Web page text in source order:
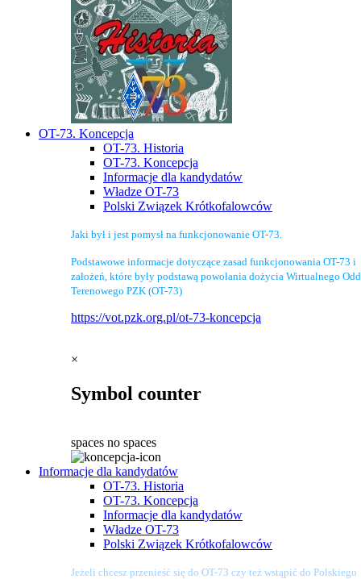
OT-73. Koncepcja
OT-73. Historia
OT-73. Koncepcja
Informacje dla kandydatów
Władze OT-73
Polski Związek Krótkofalowców
Jaki był i jest pomysł na funkcjonowanie OT-73.
Podstawowe informacje dotyczące zasad funkcjonowania OT-73 i
założeń, które były podstawą powołania dożycia Wirtualnego
Terenowego PZK (OT-73)
https://vot.pzk.org.pl/ot-73-koncepcja
×
Symbol counter
spaces no spaces
Informacje dla kandydatów
OT-73. Historia
OT-73. Koncepcja
Informacje dla kandydatów
Władze OT-73
Polski Związek Krótkofalowców
Jeżeli chcesz przenieść się do OT-73 czy też wstąpić do Polskiego